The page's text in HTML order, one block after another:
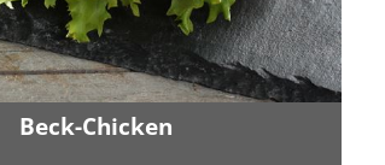
Beck-Chicken